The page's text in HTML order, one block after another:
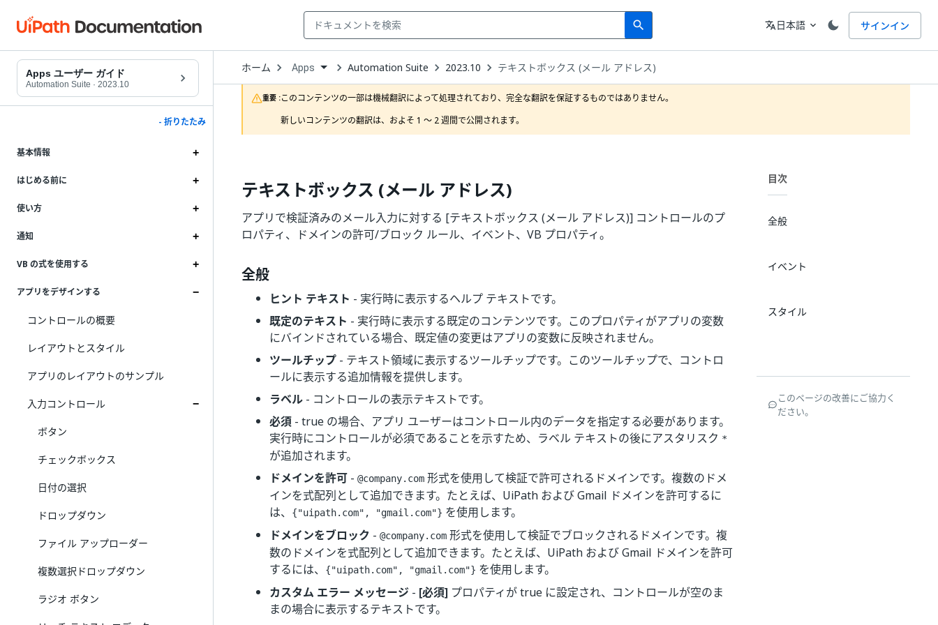
search
Search 言語
translate日本語 expand_more サインイン
Apps ユーザー ガイド
Automation Suite · 2023.10
- 折りたたみ
基本情報
はじめる前に
使い方
通知
VB の式を使用する
アプリをデザインする
コントロールの概要
レイアウトとスタイル
アプリのレイアウトのサンプル
入力コントロール
ボタン
チェックボックス
日付の選択
ドロップダウン
ファイル アップローダー
複数選択ドロップダウン
ラジオ ボタン
ホーム Open
Dropdown
to
choose
product
Apps Automation Suite 2023.10 テキストボックス (メール アドレス)
重要 :このコンテンツの一部は機械翻訳によって処理されており、完全な翻訳を保証するものではありません。
新しいコンテンツの翻訳は、およそ 1 ～ 2 週間で公開されます。
テキストボックス (メール アドレス)
アプリで検証済みのメール入力に対する [テキストボックス (メール アドレス)] コントロールのプ
ロパティ、ドメインの許可/ブロック ルール、イベント、VB プロパティ。
全般
ヒント テキスト - 実行時に表示するヘルプ テキストです。
既定のテキスト - 実行時に表示する既定のコンテンツです。このプロパティがアプリの変数
にバインドされている場合、既定値の変更はアプリの変数に反映されません。
ツールチップ - テキスト領域に表示するツールチップです。このツールチップで、コントロ
ールに表示する追加情報を提供します。
ラベル - コントロールの表示テキストです。
必須 - true の場合、アプリ ユーザーはコントロール内のデータを指定する必要があります。
実行時にコントロールが必須であることを示すため、ラベル テキストの後にアスタリスク *
が追加されます。
ドメインを許可 - @company.com 形式を使用して検証で許可されるドメインです。複数のドメ
インを式配列として追加できます。たとえば、UiPath および Gmail ドメインを許可するに
は、
{"uipath.com", "gmail.com"} を使用します。
ドメインをブロック - @company.com 形式を使用して検証でブロックされるドメインです。複
数のドメインを式配列として追加できます。たとえば、UiPath および Gmail ドメインを許可
するには、
{"uipath.com", "gmail.com"} を使用します。
カスタム エラー メッセージ - [必須] プロパティが true に設定され、コントロールが空のま
まの場合に表示するテキストです。
目次
全般
イベント
スタイル
このページの改善にご協力く
ださい。